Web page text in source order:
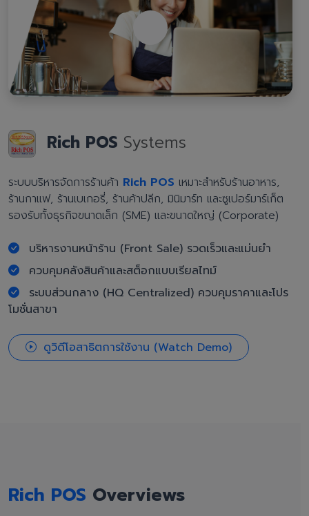
Rich POS Systems
ระบบบริหารจัดการร้านค้า Rich POS เหมาะสำหรับร้านอาหาร,
ร้านกาแฟ, ร้านเบเกอรี่, ร้านค้าปลีก, มินิมาร์ท และซูเปอร์มาร์เก็ต
รองรับทั้งธุรกิจขนาดเล็ก (SME) และขนาดใหญ่ (Corporate)
บริหารงานหน้าร้าน (Front Sale) รวดเร็วและแม่นยำ
ควบคุมคลังสินค้าและสต็อกแบบเรียลไทม์
ระบบส่วนกลาง (HQ Centralized) ควบคุมราคาและโปร
โมชั่นสาขา
ดูวิดีโอสาธิตการใช้งาน (Watch Demo)
Rich POS Overviews